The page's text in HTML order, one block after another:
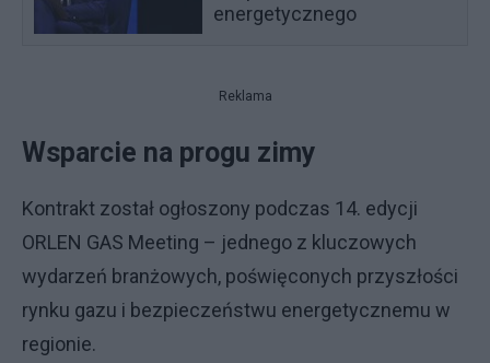
energetycznego
Reklama
Wsparcie na progu zimy
Kontrakt został ogłoszony podczas 14. edycji
ORLEN GAS Meeting – jednego z kluczowych
wydarzeń branżowych, poświęconych przyszłości
rynku gazu i bezpieczeństwu energetycznemu w
regionie.